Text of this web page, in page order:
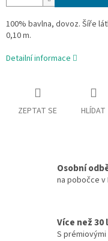
100% bavlna, dovoz. Šíře
0,10 m.
Detailní informace
ZEPTAT SE HLÍDAT
Osobní
na pobočce v
Více než
S